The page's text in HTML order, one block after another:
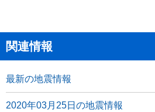
関連情報
最新の地震情報
2020年03月25日の地震情報